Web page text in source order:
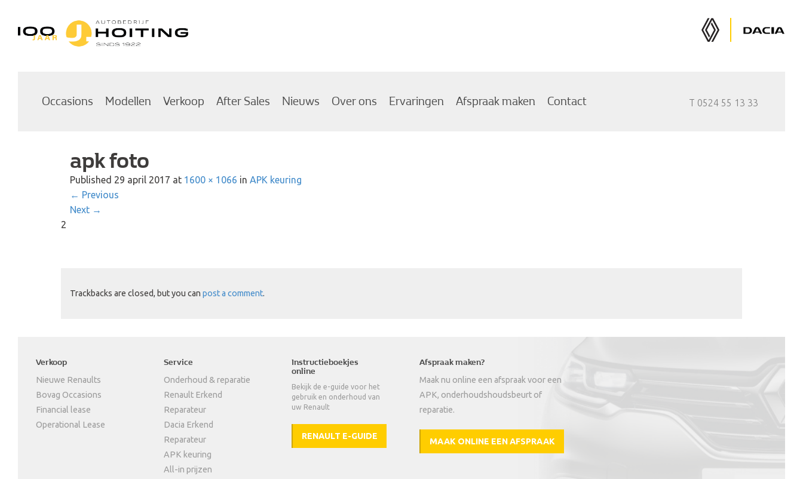
Autobedrijf Hoiting
Dacia
Renault
Auto's
T 0524 55 13 33
Occasions Modellen Verkoop After Sales Nieuws Over ons Ervaringen Afspraak maken Contact
apk foto
Published 29 april 2017 at 1600 × 1066 in APK keuring
← Previous
Next →
2
Trackbacks are closed, but you can post a comment.
Verkoop
Nieuwe Renaults
Bovag Occasions
Financial lease
Operational Lease
Service
Onderhoud & reparatie
Renault Erkend
Reparateur
Dacia Erkend
Reparateur
APK keuring
All-in prijzen
Instructieboekjes
online
Bekijk de e-guide voor het
gebruik en onderhoud van
uw Renault
RENAULT E-GUIDE
Afspraak maken?
Maak nu online een afspraak voor een
APK, onderhoudshoudsbeurt of
reparatie.
MAAK ONLINE EEN AFSPRAAK